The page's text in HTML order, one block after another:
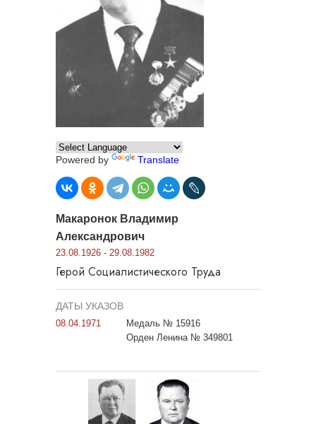
Powered by Translate
Макаронок Владимир
Александрович
23.08.1926 - 29.08.1982
Герой Социалистического Труда
ДАТЫ УКАЗОВ
08.04.1971
Медаль № 15916
Орден Ленина № 349801